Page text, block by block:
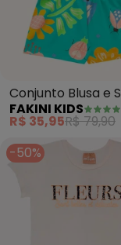
Conjunto Blusa e
(Bege)
FAKINI KIDS
R$ 35,95R$ 79,90
-50%